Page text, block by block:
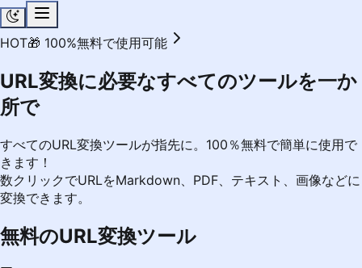
HOT🎁 100%無料で使用可能
URL変換に必要なすべてのツールを一か
所で
すべてのURL変換ツールが指先に。100％無料で簡単に使用で
きます！
数クリックでURLをMarkdown、PDF、テキスト、画像などに
変換できます。
無料のURL変換ツール